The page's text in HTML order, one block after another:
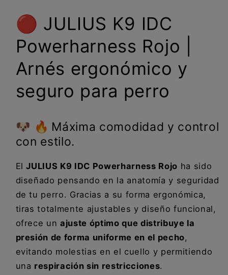
🔴 JULIUS K9 IDC
Powerharness Rojo |
Arnés ergonómico y
seguro para perro
🐶 🔥 Máxima comodidad y control
con estilo.
ElJULIUS K9 IDC Powerharness Rojo ha sido
diseñado pensando en la anatomía y seguridad
de tu perro. Gracias a su forma ergonómica,
tiras totalmente ajustables y diseño funcional,
ofrece unajuste óptimo que distribuye la
presión de forma uniforme en el pecho,
evitando molestias en el cuello y permitiendo
una respiración sin restricciones.